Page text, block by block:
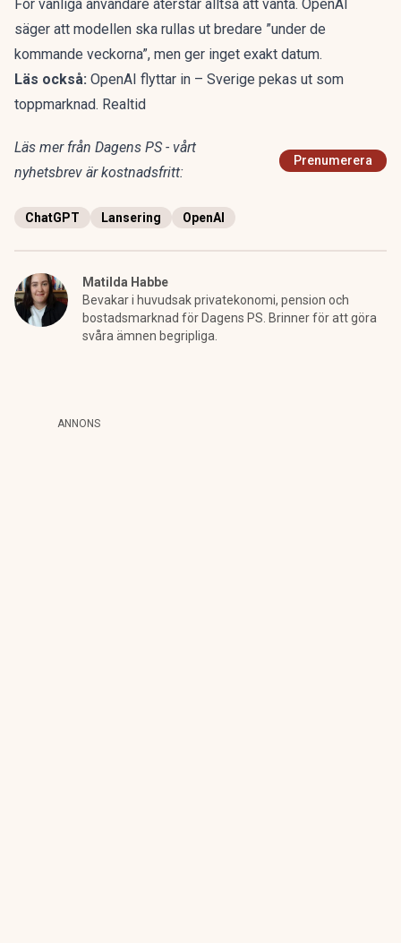
För vanliga användare återstår alltså att vänta. OpenAI
säger att modellen ska rullas ut bredare ”under de
kommande veckorna”, men ger inget exakt datum.
Läs också: OpenAI flyttar in – Sverige pekas ut som
toppmarknad. Realtid
Läs mer från Dagens PS - vårt
nyhetsbrev är kostnadsfritt:
Prenumerera
ChatGPT Lansering OpenAI
Matilda Habbe
Bevakar i huvudsak privatekonomi, pension och
bostadsmarknad för Dagens PS. Brinner för att göra
svåra ämnen begripliga.
ANNONS